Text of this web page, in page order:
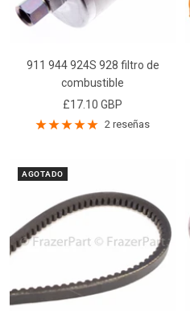
911 944 924S 928 filtro de
combustible
Precio
de
£17.10 GBP
2 reseñas
AGOTADO